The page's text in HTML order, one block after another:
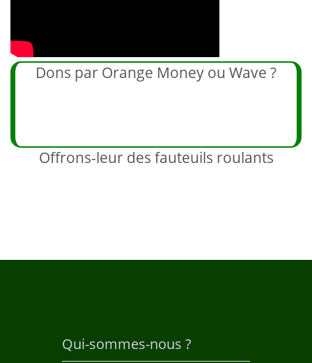
Dons par Orange Money ou Wave ?
Offrons-leur des fauteuils roulants
Qui-sommes-nous ?